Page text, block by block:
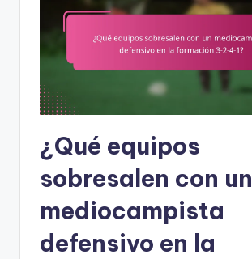
¿Qué equipos
sobresalen con un
mediocampista
defensivo en la